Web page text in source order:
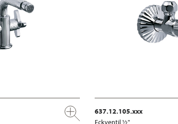
637.12.105.xxx
Eckventil ½"